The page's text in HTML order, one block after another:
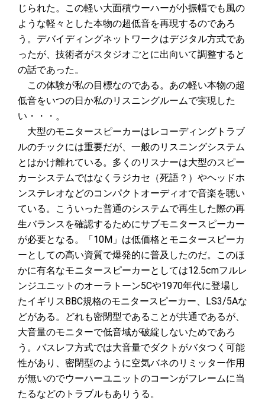
じられた。この軽い大面積ウーハーが小振幅でも風の
ような軽々とした本物の超低音を再現するのであろ
う。デバイディングネットワークはデジタル方式であ
ったが、技術者がスタジオごとに出向いて調整すると
の話であった。
この体験が私の目標なのである。あの軽い本物の超
低音をいつの日か私のリスニングルームで実現した
い・・・。
大型のモニタースピーカーはレコーディングトラブ
ルのチックには重要だが、一般のリスニングシステム
とはかけ離れている。多くのリスナーは大型のスピー
カーシステムではなくラジカセ（死語？）やヘッドホ
ンステレオなどのコンパクトオーディオで音楽を聴い
ている。こういった普通のシステムで再生した際の再
生バランスを確認するためにサブモニタースピーカー
が必要となる。「10M」は低価格とモニタースピーカ
ーとしての高い資質で爆発的に普及したのだ。このほ
かに有名なモニタースピーカーとしては12.5cmフルレ
ンジユニットのオーラトーン5Cや1970年代に登場し
たイギリスBBC規格のモニタースピーカー、LS3/5Aな
どがある。どれも密閉型であることが共通であるが、
大音量のモニターで低音域が破綻しないためであろ
う。バスレフ方式では大音量でダクトがバタつく可能
性があり、密閉型のように空気バネのリミッター作用
が無いのでウーハーユニットのコーンがフレームに当
たるなどのトラブルもありうる。